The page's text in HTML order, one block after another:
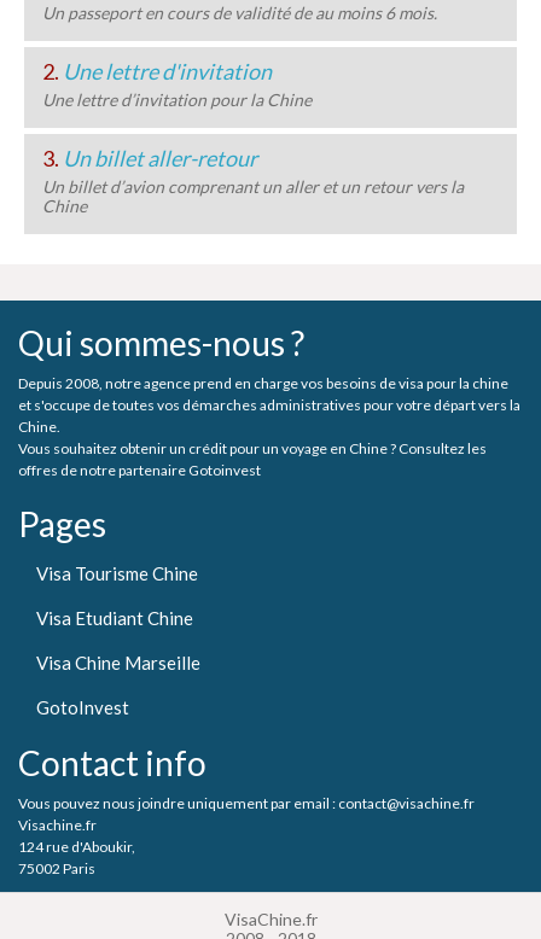
Un passeport en cours de validité de au moins 6 mois.
2. Une lettre d'invitation
Une lettre d’invitation pour la Chine
3. Un billet aller-retour
Un billet d’avion comprenant un aller et un retour vers la
Chine
Qui sommes-nous ?
Depuis 2008, notre agence prend en charge vos besoins de visa pour la chine
et s'occupe de toutes vos démarches administratives pour votre départ vers la
Chine.
Vous souhaitez obtenir un crédit pour un voyage en Chine ? Consultez les
offres de notre partenaire Gotoinvest
Pages
Visa Tourisme Chine
Visa Etudiant Chine
Visa Chine Marseille
GotoInvest
Contact info
Vous pouvez nous joindre uniquement par email : contact@visachine.fr
Visachine.fr
124 rue d'Aboukir,
75002 Paris
VisaChine.fr